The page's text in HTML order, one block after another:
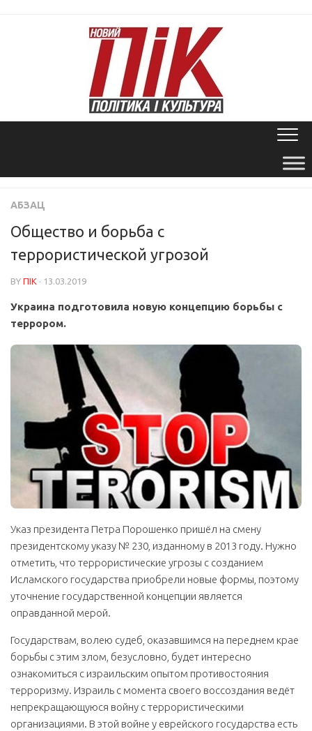
АБЗАЦ
Общество и борьба с
террористической угрозой
BY ПІК · 13.03.2019
Украина подготовила новую концепцию борьбы с
террором.
Указ президента Петра Порошенко пришёл на смену
президентскому указу № 230, изданному в 2013 году. Нужно
отметить, что террористические угрозы с созданием
Исламского государства приобрели новые формы, поэтому
уточнение государственной концепции является
оправданной мерой.
Государствам, волею судеб, оказавшимся на переднем крае
борьбы с этим злом, безусловно, будет интересно
ознакомиться с израильским опытом противостояния
терроризму. Израиль с момента своего воссоздания ведёт
непрекращающуюся войну с террористическими
организациями. В этой войне у еврейского государства есть